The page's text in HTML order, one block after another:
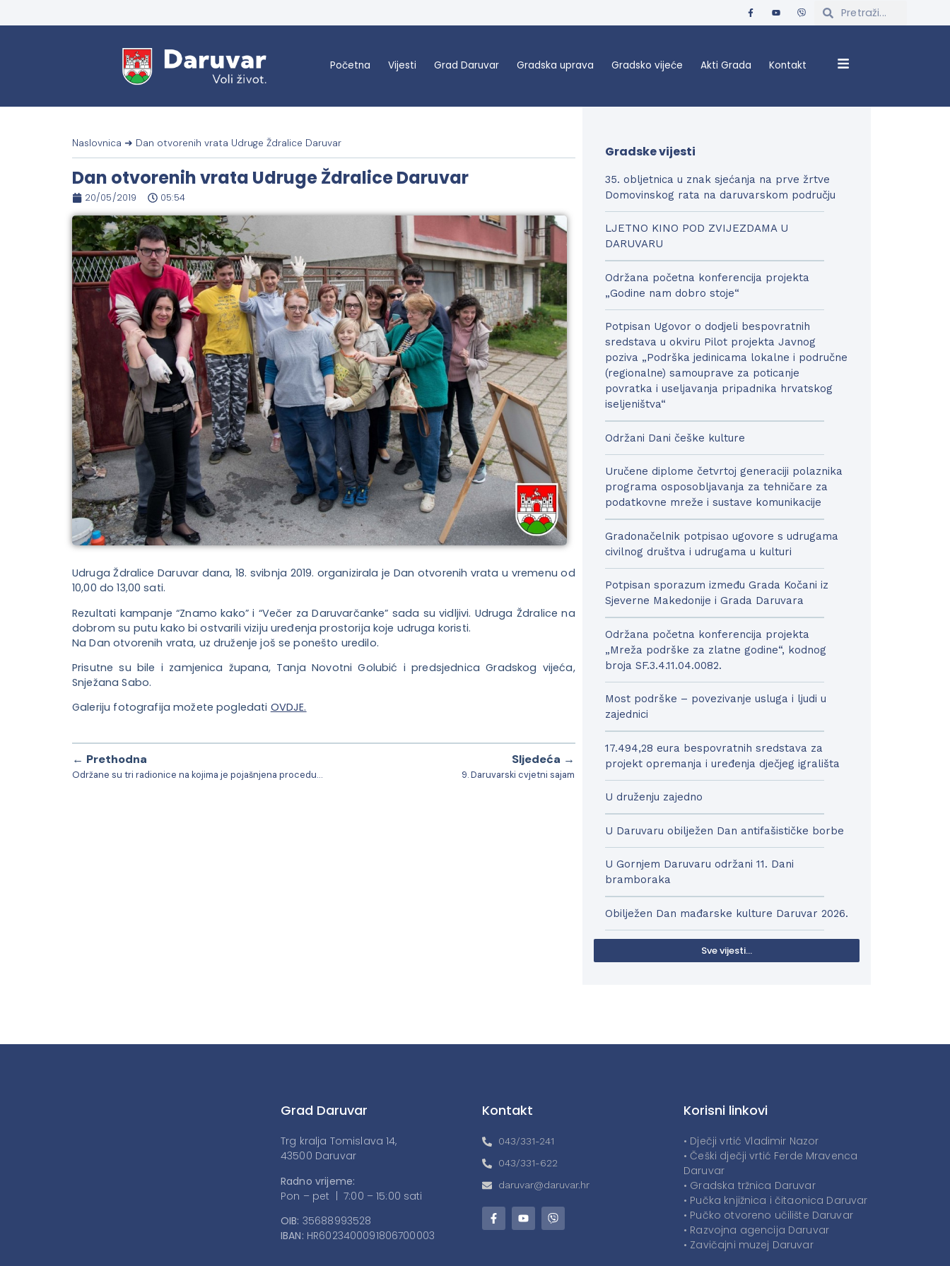
Početna Vijesti Grad Daruvar Gradska uprava Gradsko vijeće Akti Grada Kontakt
Naslovnica ➜ Dan otvorenih vrata Udruge Ždralice Daruvar
Dan otvorenih vrata Udruge Ždralice Daruvar
20/05/2019 05:54
Udruga Ždralice Daruvar dana, 18. svibnja 2019. organizirala je Dan otvorenih vrata u vremenu od
10,00 do 13,00 sati.
Rezultati kampanje “Znamo kako” i “Večer za Daruvarčanke” sada su vidljivi. Udruga Ždralice na
dobrom su putu kako bi ostvarili viziju uređenja prostorija koje udruga koristi.
Na Dan otvorenih vrata, uz druženje još se ponešto uredilo.
Prisutne su bile i zamjenica župana, Tanja Novotni Golubić i predsjednica Gradskog vijeća,
Snježana Sabo.
Galeriju fotografija možete pogledati OVDJE.
← Prethodna
Održane su tri radionice na kojima je pojašnjena procedura prijave na LAG natječaj
Sljedeća →
9. Daruvarski cvjetni sajam
Gradske vijesti
35. obljetnica u znak sjećanja na prve žrtve
Domovinskog rata na daruvarskom području
LJETNO KINO POD ZVIJEZDAMA U
DARUVARU
Održana početna konferencija projekta
„Godine nam dobro stoje“
Potpisan Ugovor o dodjeli bespovratnih
sredstava u okviru Pilot projekta Javnog
poziva „Podrška jedinicama lokalne i područne
(regionalne) samouprave za poticanje
povratka i useljavanja pripadnika hrvatskog
iseljeništva“
Održani Dani češke kulture
Uručene diplome četvrtoj generaciji polaznika
programa osposobljavanja za tehničare za
podatkovne mreže i sustave komunikacije
Gradonačelnik potpisao ugovore s udrugama
civilnog društva i udrugama u kulturi
Potpisan sporazum između Grada Kočani iz
Sjeverne Makedonije i Grada Daruvara
Održana početna konferencija projekta
„Mreža podrške za zlatne godine“, kodnog
broja SF.3.4.11.04.0082.
Most podrške – povezivanje usluga i ljudi u
zajednici
17.494,28 eura bespovratnih sredstava za
projekt opremanja i uređenja dječjeg igrališta
U druženju zajedno
U Daruvaru obilježen Dan antifašističke borbe
U Gornjem Daruvaru održani 11. Dani
bramboraka
Obilježen Dan mađarske kulture Daruvar 2026.
Sve vijesti...
Grad Daruvar
Trg kralja Tomislava 14,
43500 Daruvar
Radno vrijeme:
Pon – pet | 7:00 – 15:00 sati
OIB: 35688993528
IBAN: HR6023400091806700003
Kontakt
043/331-241
043/331-622
daruvar@daruvar.hr
Korisni linkovi
• Dječji vrtić Vladimir Nazor
• Češki dječji vrtić Ferde Mravenca
Daruvar
• Gradska tržnica Daruvar
• Pučka knjižnica i čitaonica Daruvar
• Pučko otvoreno učilište Daruvar
• Razvojna agencija Daruvar
• Zavičajni muzej Daruvar